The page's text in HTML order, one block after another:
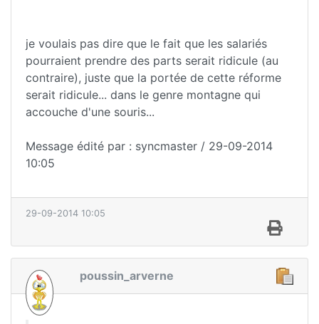
je voulais pas dire que le fait que les salariés
pourraient prendre des parts serait ridicule (au
contraire), juste que la portée de cette réforme
serait ridicule... dans le genre montagne qui
accouche d'une souris...
Message édité par : syncmaster / 29-09-2014
10:05
29-09-2014 10:05
poussin_arverne